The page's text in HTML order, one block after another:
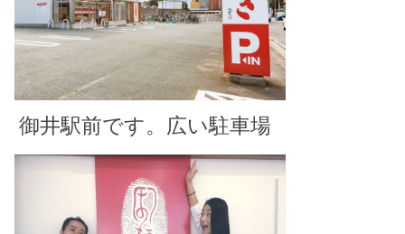
御井駅前です。広い駐車場
があります。